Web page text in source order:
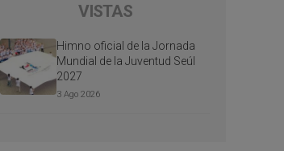
VISTAS
Himno oficial de la Jornada
Mundial de la Juventud Seúl
2027
3 Ago 2026